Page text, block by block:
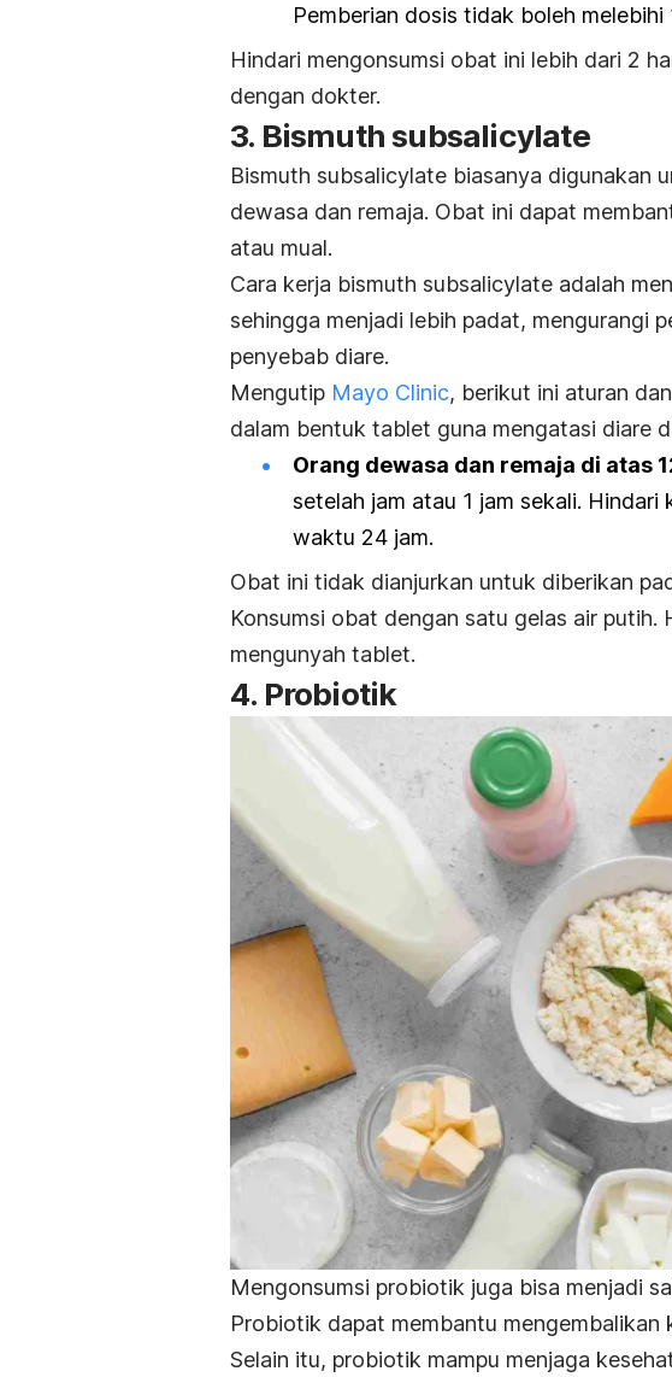
Pemberian dosis tidak boleh melebihi
Hindari mengonsumsi obat ini lebih dari 2
dengan dokter.
3. Bismuth subsalicylate
Bismuth subsalicylate biasanya digunakan
dewasa dan remaja. Obat ini dapat
atau mual.
Cara kerja bismuth subsalicylate adalah
sehingga menjadi lebih padat, mengurangi
penyebab diare.
Mengutip Mayo Clinic, berikut ini aturan
dalam bentuk tablet guna mengatasi diare
Orang dewasa dan remaja di atas
setelah jam atau 1 jam sekali.
waktu 24 jam.
Obat ini tidak dianjurkan untuk diberikan
Konsumsi obat dengan satu gelas air putih.
mengunyah tablet.
4. Probiotik
Mengonsumsi probiotik juga bisa menjadi
Probiotik dapat membantu mengembalikan
Selain itu, probiotik mampu menjaga